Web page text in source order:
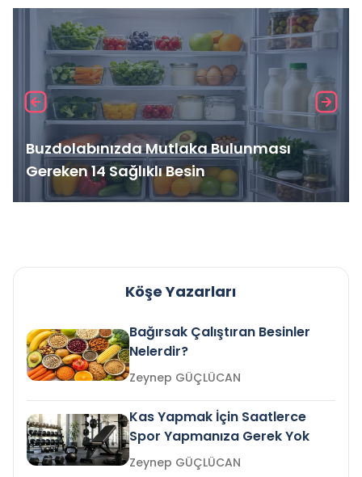
Buzdolabınızda Mutlaka Bulunması
Gereken 14 Sağlıklı Besin
Köşe Yazarları
Bağırsak Çalıştıran Besinler
Nelerdir?
Zeynep GÜÇLÜCAN
Kas Yapmak İçin Saatlerce
Spor Yapmanıza Gerek Yok
Zeynep GÜÇLÜCAN